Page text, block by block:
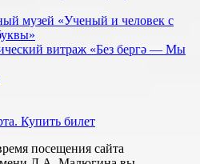
музей «Ученый и человек с
витраж «Без бергə — Мы
Купить билет
посещения сайта